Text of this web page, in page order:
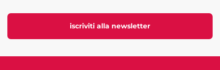
iscriviti alla newsletter